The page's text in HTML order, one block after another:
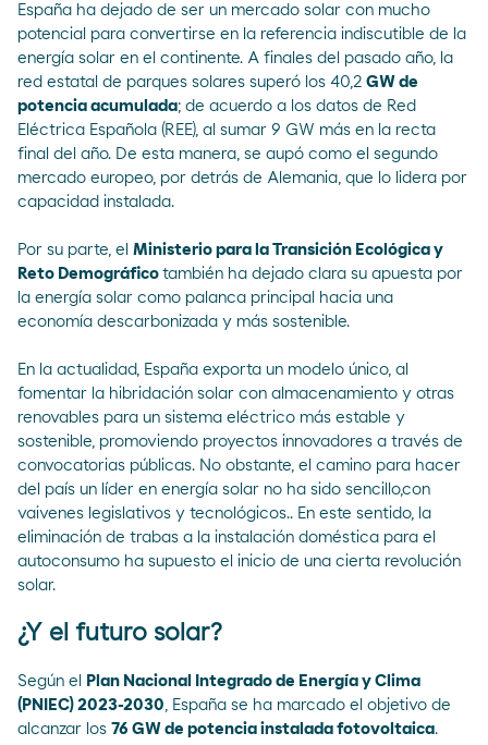
España ha dejado de ser un mercado solar con mucho
potencial para convertirse en la referencia indiscutible de la
energía solar en el continente. A finales del pasado año, la
red estatal de parques solares superó los 40,2 GW de
potencia acumulada; de acuerdo a los datos de Red
Eléctrica Española (REE), al sumar 9 GW más en la recta
final del año. De esta manera, se aupó como el segundo
mercado europeo, por detrás de Alemania, que lo lidera por
capacidad instalada.
Por su parte, el Ministerio para la Transición Ecológica y
Reto Demográfico también ha dejado clara su apuesta por
la energía solar como palanca principal hacia una
economía descarbonizada y más sostenible.
En la actualidad, España exporta un modelo único, al
fomentar la hibridación solar con almacenamiento y otras
renovables para un sistema eléctrico más estable y
sostenible, promoviendo proyectos innovadores a través de
convocatorias públicas. No obstante, el camino para hacer
del país un líder en energía solar no ha sido sencillo,con
vaivenes legislativos y tecnológicos.. En este sentido, la
eliminación de trabas a la instalación doméstica para el
autoconsumo ha supuesto el inicio de una cierta revolución
solar.
¿Y el futuro solar?
Según el
Plan Nacional Integrado de Energía y Clima
(PNIEC) 2023-2030 , España se ha marcado el objetivo de
alcanzar los 76 GW de potencia instalada fotovoltaica.